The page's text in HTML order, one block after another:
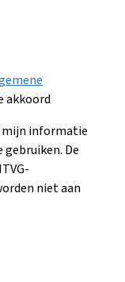
akkoord
mijn informatie
De
niet aan